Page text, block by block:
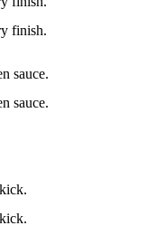
finish.
sauce.
sauce.